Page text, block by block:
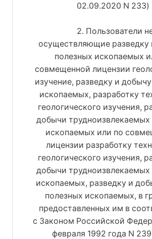
02.09.2020 N 233)
2. Пользователи
осуществляющие разведку
полезных ископаемых
совмещенной лицензии
изучение, разведку и
ископаемых, разработку
геологического изучения,
добычи трудноизвлекаемых
ископаемых или по
лицензии разработку
геологического изучения,
добычи трудноизвлекаемых
ископаемых, разведку и
полезных ископаемых, в
предоставленных им в
с Законом Российской
февраля 1992 года N